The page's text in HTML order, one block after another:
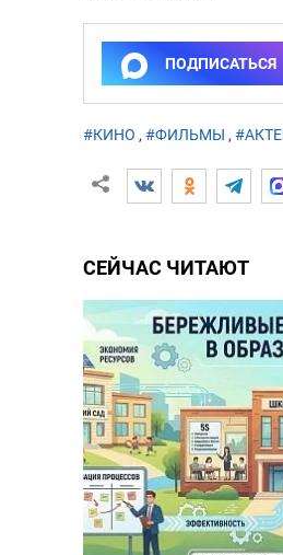
ПОДПИСАТЬСЯ
#КИНО , #ФИЛЬМЫ ,
СЕЙЧАС ЧИТАЮТ